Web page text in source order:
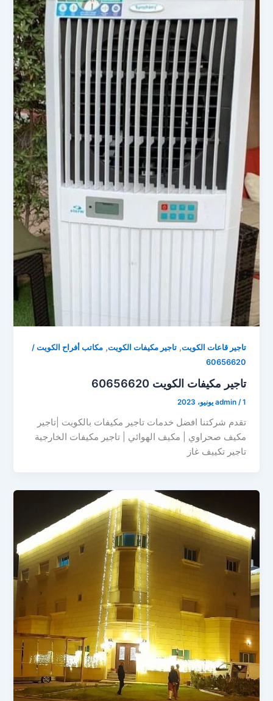
تاجير قاعات الكويت,تاجير مكيفات الكويت,مكاتب أفراح الكويت /
60656620
تاجير مكيفات الكويت 60656620
admin /1 يونيو، 2023
تقدم شركتنا افضل خدمات تاجير مكيفات بالكويت |تاجير
مكيف صحراوي | مكيف الهوائي | تاجير مكيفات الخارجية
تاجير تكييف غاز